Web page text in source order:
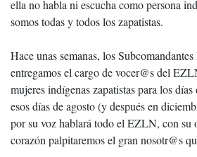
ella no habla ni escucha como persona
somos todas y todos los zapatistas.
Hace unas semanas, los
entregamos el cargo de vocer@s del
mujeres indígenas zapatistas para los
esos días de agosto (y después en
por su voz hablará todo el EZLN, con su
corazón palpitaremos el gran nosotr@s